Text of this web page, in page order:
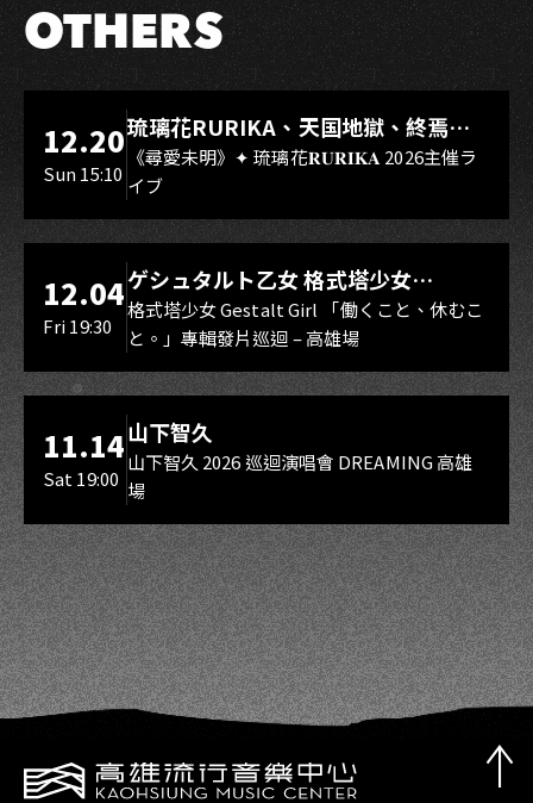
OTHERS
LIVE WAREHOUSE 小庫
12.20
Sun 15:10
琉璃花RURIKA、天国地獄、終焉
Rebirth、DUALIA、無我夢中、花奏
スマイル（O.A.）
《尋愛未明》✦ 琉璃花𝐑𝐔𝐑𝐈𝐊𝐀 2026主催ラ
イブ
LIVE WAREHOUSE 小庫
12.04
Fri 19:30
ゲシュタルト乙女 格式塔少女
Gestalt Girl
格式塔少女 Gestalt Girl 「働くこと、休むこ
と。」專輯發片巡迴 – 高雄場
11.14
Sat 19:00
山下智久
山下智久 2026 巡迴演唱會 DREAMING 高雄
場